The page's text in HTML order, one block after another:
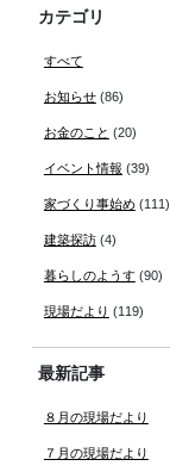
カテゴリ
すべて
お知らせ(86)
お金のこと (20)
イベント情報 (39)
家づくり事始め(111)
建築探訪(4)
暮らしのようす(90)
現場だより (119)
最新記事
８月の現場だより
７月の現場だより